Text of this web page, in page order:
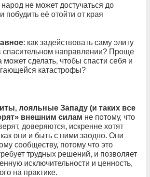
не может достучаться до
побудить её отойти от края
: как задействовать саму элиту
спасительном направлении? Проще
может сделать, чтобы спасти себя и
катастрофы?
лояльные Западу (и таких все
внешним силам не потому, что
доверяются, искренне хотят
они и быть с ними заодно. Они
сообществу, потому что это
трудных решений, и позволяет
исключительности и ценность,
на практике.